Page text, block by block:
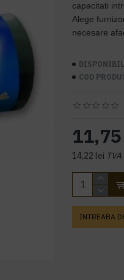
capacitati
Alege
necesare
COD
14,22 lei
INTREABA